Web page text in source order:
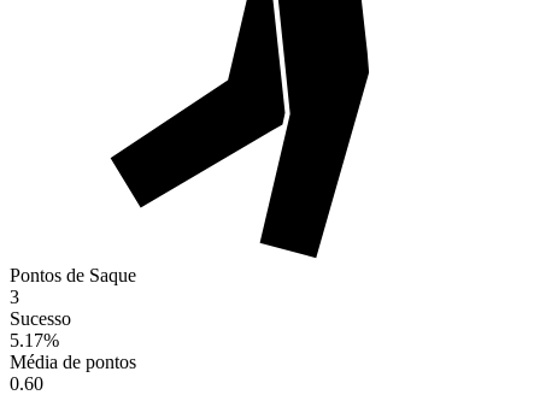
Pontos de Saque
3
Sucesso
5.17%
Média de pontos
0.60